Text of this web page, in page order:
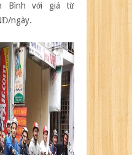
Bình với giá từ
ngày.